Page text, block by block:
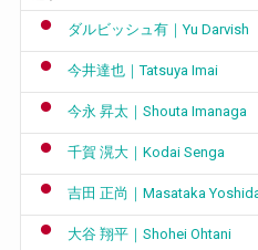
ダルビッシュ有｜Yu Darvish
今井達也｜Tatsuya Imai
今永 昇太｜Shouta Imanaga
千賀 滉大｜Kodai Senga
吉田 正尚｜Masataka
大谷 翔平｜Shohei Ohtani